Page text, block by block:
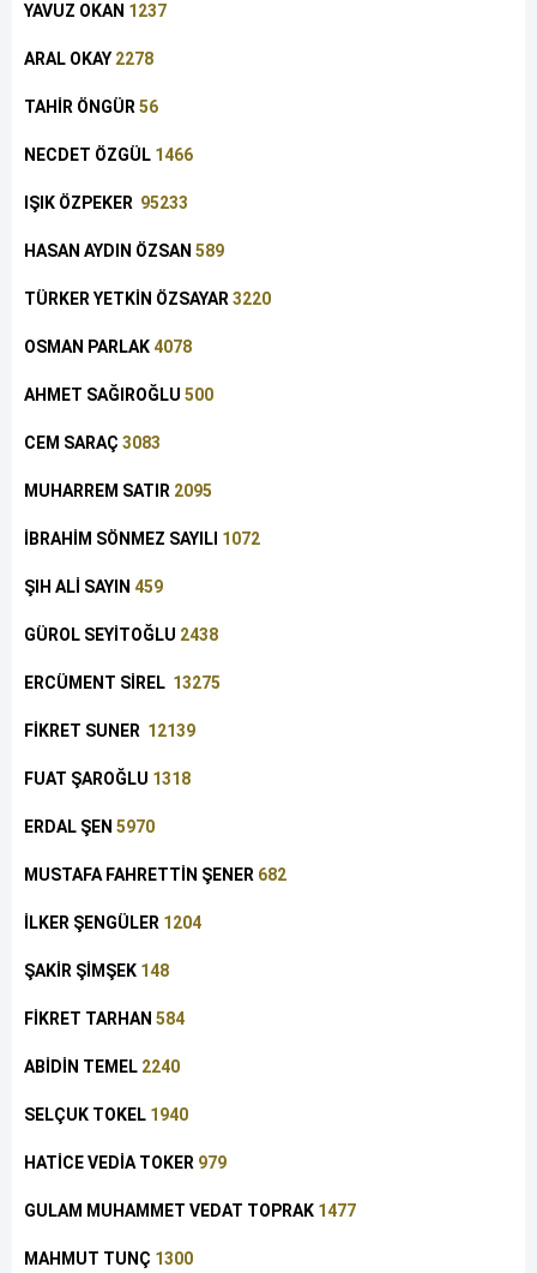
YAVUZ OKAN 1237
ARAL OKAY 2278
TAHİR ÖNGÜR 56
NECDET ÖZGÜL 1466
IŞIK ÖZPEKER 95233
HASAN AYDIN ÖZSAN 589
TÜRKER YETKİN ÖZSAYAR 3220
OSMAN PARLAK4078
AHMET SAĞIROĞLU 500
CEM SARAÇ 3083
MUHARREM SATIR 2095
İBRAHİM SÖNMEZ SAYILI 1072
ŞIH ALİ SAYIN 459
GÜROL SEYİTOĞLU 2438
ERCÜMENT SİREL 13275
FİKRET SUNER 12139
FUAT ŞAROĞLU 1318
ERDAL ŞEN 5970
MUSTAFA FAHRETTİN ŞENER 682
İLKER ŞENGÜLER 1204
ŞAKİR ŞİMŞEK 148
FİKRET TARHAN 584
ABİDİN TEMEL 2240
SELÇUK TOKEL 1940
HATİCE VEDİA TOKER 979
GULAM MUHAMMET VEDAT TOPRAK 1477
MAHMUT TUNÇ 1300